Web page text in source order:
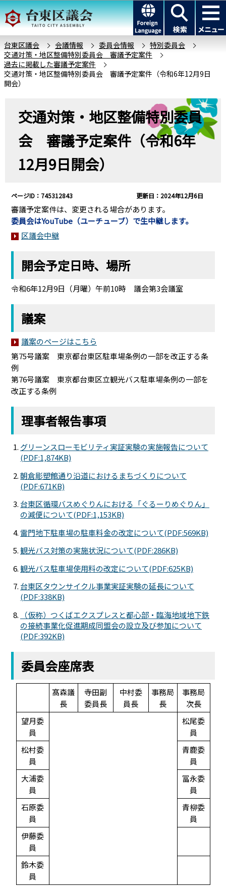
こ
の
ー
ジ
の
先
このページの本文へ移動
台東区議会 会議情報 委員会情報
特別委員会
交通対策・地区整備特別委員会 審議予定案件
過去に掲載した審議予定案件
交通対策・地区整備特別委員会 審議予定案件（令和6年12月9日
開会）
交通対策・地区整備特別委員
会 審議予定案件（令和6年
12月9日開会）
ページID：745312843 更新日：2024年12月6日
審議予定案件は、変更される場合があります。
委員会はYouTube（ユーチューブ）で生中継します。
区議会中継
開会予定日時、場所
令和6年12月9日（月曜）午前10時 議会第3会議室
議案
議案のページはこちら
第75号議案 東京都台東区駐車場条例の一部を改正する条
例
第76号議案 東京都台東区立観光バス駐車場条例の一部を
改正する条例
理事者報告事項
グリーンスローモビリティ実証実験の実施報告について
(PDF:1,874KB)
朝倉彫塑館通り沿道におけるまちづくりについて
(PDF:671KB)
台東区循環バスめぐりんにおける「ぐるーりめぐりん」
の減便について(PDF:1,153KB)
雷門地下駐車場の駐車料金の改定について(PDF:569KB)
観光バス対策の実施状況について(PDF:286KB)
観光バス駐車場使用料の改定について(PDF:625KB)
台東区タウンサイクル事業実証実験の延長について
(PDF:338KB)
（仮称）つくばエクスプレスと都心部・臨海地域地下鉄
の接続事業化促進期成同盟会の設立及び参加について
(PDF:392KB)
委員会座席表
髙森議
長
寺田副
委員長
中村委
員長
事務局
長
事務局
次長
望月委
員
松尾委
員
松村委
員
青鹿委
員
大浦委
員
冨永委
員
石原委
員
青柳委
員
伊藤委
員
鈴木委
員